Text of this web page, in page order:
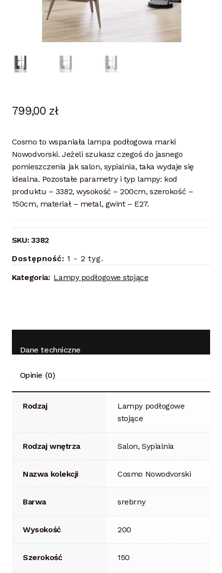
799,00 zł
Cosmo to wspaniała lampa podłogowa marki
Nowodvorski. Jeżeli szukasz czegoś do jasnego
pomieszczenia jak salon, sypialnia, taka wydaje się
idealna. Pozostałe parametry i typ lampy: kod
produktu – 3382, wysokość – 200cm, szerokość –
150cm, materiał – metal, gwint – E27.
SKU:3382
Dostępność: 1 - 2 tyg.
Kategoria: Lampy podłogowe stojące
Dane techniczne
Opinie (0)
Rodzaj
Lampy podłogowe
stojące
Rodzaj wnętrza Salon, Sypialnia
Nazwa kolekcji Cosmo Nowodvorski
Barwa srebrny
Wysokość 200
Szerokość 150